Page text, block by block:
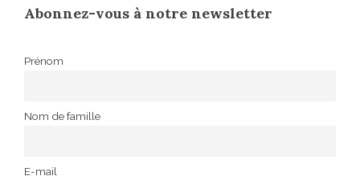
Abonnez-vous à notre newsletter
Prénom
Nom de famille
E-mail